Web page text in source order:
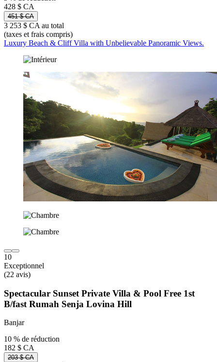
428 $ CA
451 $ CA
3 253 $ CA au total
(taxes et frais compris)
Luxury Beach & Cliff Villa with Unbelievable Panoramic Views.
10
Exceptionnel
(22 avis)
Spectacular Sunset Private Villa & Pool Free 1st
B/fast Rumah Senja Lovina Hill
Banjar
10 % de réduction
182 $ CA
203 $ CA